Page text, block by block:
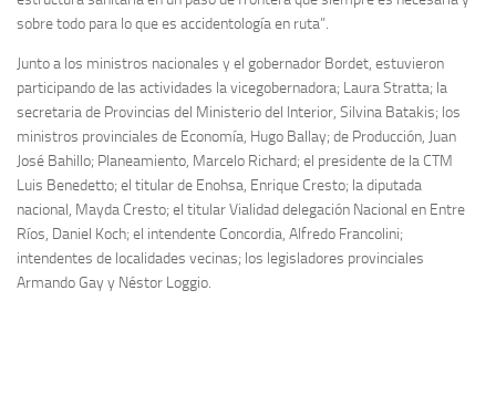
sobre todo para lo que es accidentología en ruta”.
Junto a los ministros nacionales y el gobernador Bordet, estuvieron
participando de las actividades la vicegobernadora; Laura Stratta; la
secretaria de Provincias del Ministerio del Interior, Silvina Batakis; los
ministros provinciales de Economía, Hugo Ballay; de Producción, Juan
José Bahillo; Planeamiento, Marcelo Richard; el presidente de la CTM
Luis Benedetto; el titular de Enohsa, Enrique Cresto; la diputada
nacional, Mayda Cresto; el titular Vialidad delegación Nacional en Entre
Ríos, Daniel Koch; el intendente Concordia, Alfredo Francolini;
intendentes de localidades vecinas; los legisladores provinciales
Armando Gay y Néstor Loggio.